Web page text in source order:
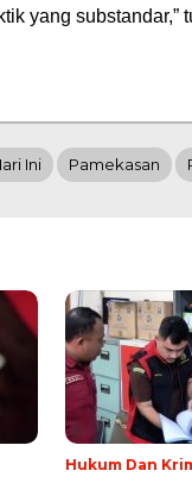
yang substandar,”
Ini Pamekasan
Hukum Dan